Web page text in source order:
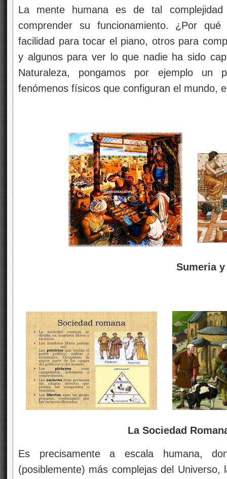
La mente humana es de tal
comprender su funcionamiento. ¿Por
facilidad para tocar el piano, otros para
y algunos para ver lo que nadie ha sido
Naturaleza, pongamos por ejemplo un
fenómenos físicos que configuran el mundo,
Sumeria y
La Sociedad Romana
Es precisamente a escala humana,
(posiblemente) más complejas del